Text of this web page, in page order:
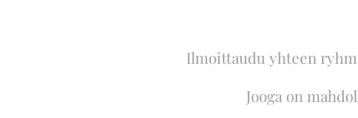
Ilmoittaudu yhteen
Jooga on